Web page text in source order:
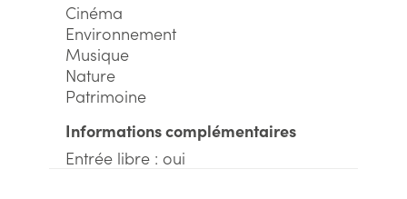
Cinéma
Environnement
Musique
Nature
Patrimoine
Informations complémentaires
Entrée libre : oui